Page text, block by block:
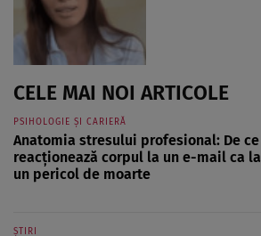
CELE MAI NOI ARTICOLE
PSIHOLOGIE ȘI CARIERĂ
Anatomia stresului profesional: De ce
reacționează corpul la un e-mail ca la
un pericol de moarte
ȘTIRI